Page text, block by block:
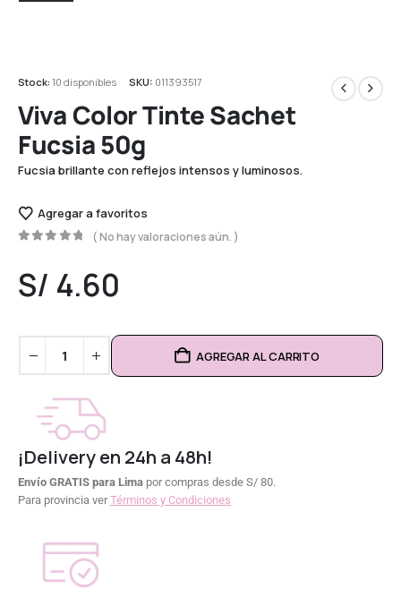
Stock: 10 disponibles SKU: 011393517
Viva Color Tinte Sachet
Fucsia 50g
Fucsia brillante con reflejos intensos y luminosos.
Agregar a favoritos
( No hay valoraciones aún. )
S/ 4.60
AGREGAR AL CARRITO
¡Delivery en 24h a 48h!
Envío GRATIS para Lima por compras desde S/ 80.
Para provincia verTérminos y Condiciones